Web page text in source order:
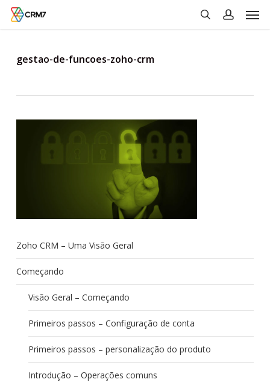
Skip
gestao-de-funcoes-zoho-crm
Zoho CRM – Uma Visão Geral
Começando
Visão Geral – Começando
Primeiros passos – Configuração de conta
Primeiros passos – personalização do produto
Introdução – Operações comuns